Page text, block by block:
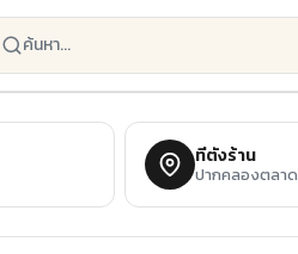
ที่ตั้งร้าน
ปากคลองตลาด